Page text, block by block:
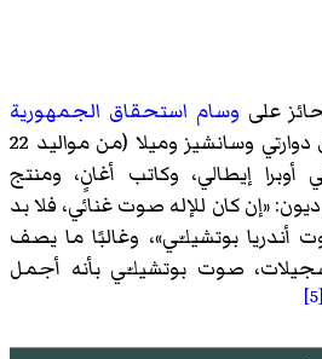
على وسام استحقاق الجمهورية
ووسام استحقاق دوارتي وسانشيز وميلا (من مواليد 22
هو مغني أوبرا إيطالي، وكاتب أغانٍ، ومنتج
«إن كان للإله صوت غنائي، فلا بد
بوتشيلـّي»، وغالبًا ما يصف
صوت بوتشيلـّي بأنه أجمل
[5]